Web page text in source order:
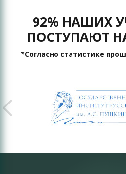
92% НАШИХ
ПОСТУПАЮТ
*Согласно статистике